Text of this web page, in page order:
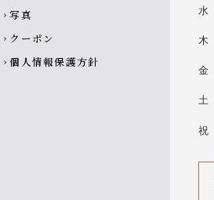
chevron_right 写真
chevron_right クーポン
chevron_right 個人情報保護方針
水
木
金
土
祝